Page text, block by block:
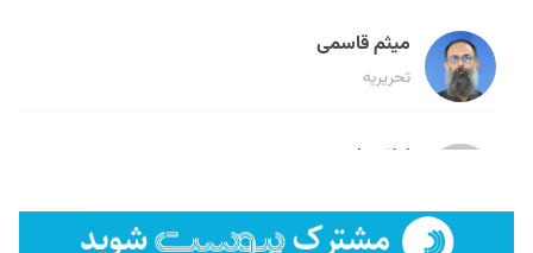
میثم قاسمی
تحریریه
لیلا حنارود